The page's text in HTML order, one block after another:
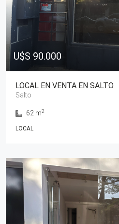
U$S 90.000
LOCAL EN VENTA EN SALTO
Salto
62 m2
LOCAL